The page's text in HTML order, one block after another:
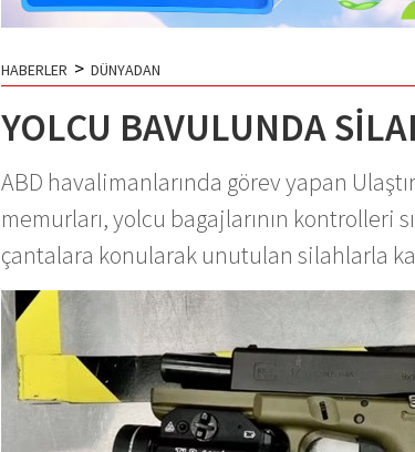
HABERLER > DÜNYADAN
YOLCU BAVULUNDA
ABD havalimanlarında görev yapan
memurları, yolcu bagajlarının kontrolleri
çantalara konularak unutulan silahlarla